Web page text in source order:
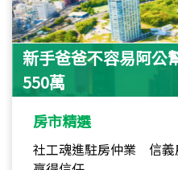
新手爸爸不容易阿公
550萬
房市精選
社工魂進駐房仲業 信義